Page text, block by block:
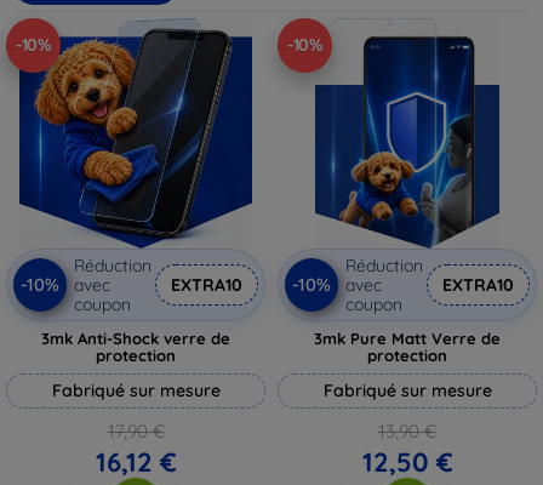
-10%
-10%
Réduction
avec
coupon
EXTRA10
3mk Anti-Shock verre de
protection
Fabriqué sur mesure
17,90 €
16,12 €
-10%
-10%
Réduction
avec
coupon
EXTRA10
3mk Pure Matt Verre de
protection
Fabriqué sur mesure
13,90 €
12,50 €